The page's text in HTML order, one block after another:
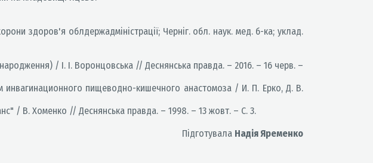
здоров'я облдержадміністрації; Черніг. обл. наук. мед. б-ка; уклад.
/ І. І. Воронцовська // Деснянська правда. – 2016. – 16 черв. –
инвагинационного пищеводно-кишечного анастомоза / И. П. Ерко, Д. В.
/ В. Хоменко // Деснянська правда. – 1998. – 13 жовт. – С. 3.
Підготувала Надія Яременко